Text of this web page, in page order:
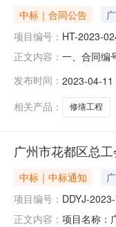
中标｜合同公告
项目编号： HT-2023-
正文内容： 一、合同编
广东联动建
发布时间： 2023-04-11
相关产品：
修缮工程
广州市花都区总
中标｜中标通知
项目编号： DDYJ-
正文内容： 项目名称：